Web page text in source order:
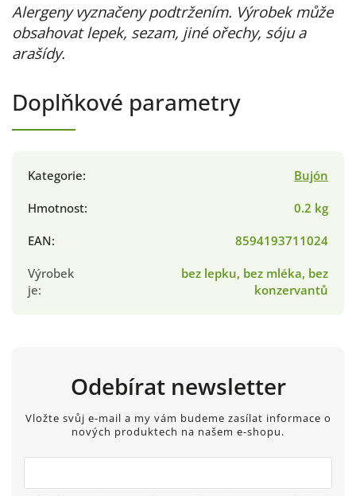
Alergeny vyznačeny podtržením. Výrobek může
obsahovat lepek, sezam, jiné ořechy, sóju a
arašídy.
Doplňkové parametry
Kategorie:
Bujón
Hmotnost:
0.2 kg
EAN:
8594193711024
Výrobek
je:
bez lepku, bez mléka, bez
konzervantů
Odebírat newsletter
Vložte svůj e-mail a my vám budeme zasílat informace o
nových produktech na našem e-shopu.